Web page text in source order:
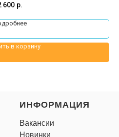
600 р.
в корзину
ИНФОРМАЦИЯ
Вакансии
Новинки